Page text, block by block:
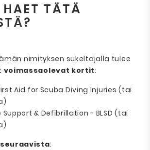
TÄTÄ
nimityksen sukeltajalla tulee
voimassaolevat kortit:
Aid for Scuba Diving Injuries (tai
Support & Defibrillation - BLSD (tai
: